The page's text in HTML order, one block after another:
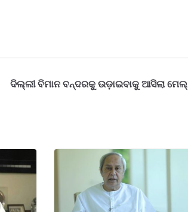
ଦିଲ୍ଲୀ ବିମାନ ବନ୍ଦରକୁ ଉଡ଼ାଇବାକୁ ଆସିଲା ମେଲ୍‌